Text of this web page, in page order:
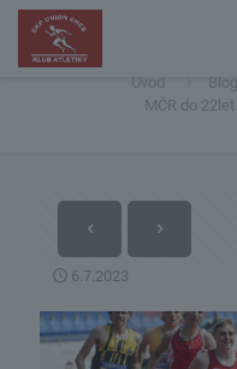
MČR do
Úvod Blog
MČR do
6.7.2023